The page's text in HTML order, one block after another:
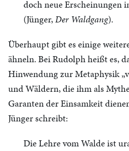
doch neue Erscheinungen
(Jünger,Der Waldgang).
Überhaupt gibt es einige
ähneln. Bei Rudolph heißt es,
Hinwendung zur Metaphysik
und Wäldern, die ihm als
Garanten der Einsamkeit
Jünger schreibt:
Die Lehre vom Walde ist